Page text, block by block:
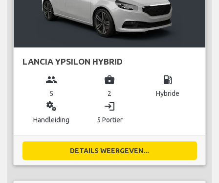
LANCIA YPSILON HYBRID
group
5
business_center
2
local_gas_station
Hybride
miscellaneous_services
Handleiding
login
5 Portier
DETAILS WEERGEVEN...